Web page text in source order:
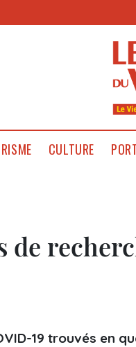
CULTURE
de
19 trouvés en